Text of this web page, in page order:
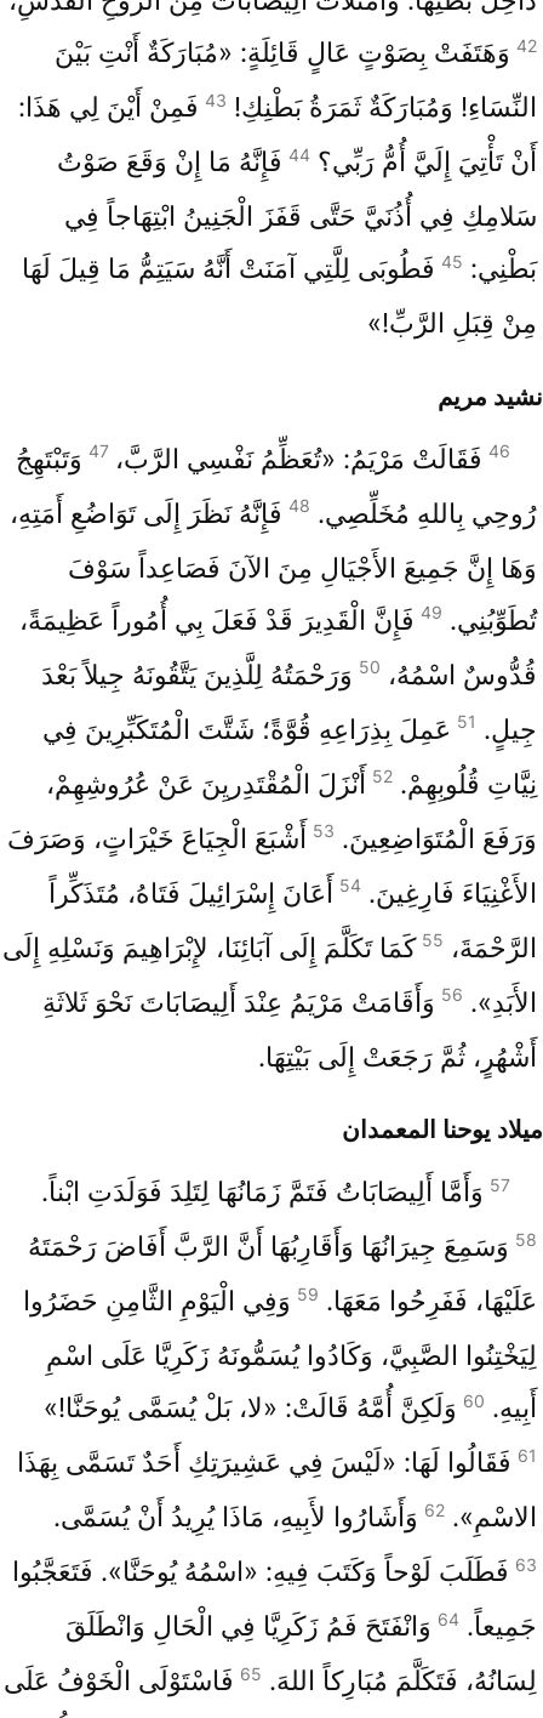
42 وَهَتَفَتْ بِصَوْتٍ عَالٍ قَائِلَةٍ: «مُبَارَكَةٌ أَنْتِ بَيْنَ
النِّسَاءِ! وَمُبَارَكَةٌ ثَمَرَةُ بَطْنِكِ! 43 فَمِنْ أَيْنَ لِي هَذَا:
أَنْ تَأْتِيَ إِلَيَّ أُمُّ رَبِّي؟ 44 فَإِنَّهُ مَا إِنْ وَقَعَ صَوْتُ
سَلامِكِ فِي أُذُنَيَّ حَتَّى قَفَزَ الْجَنِينُ ابْتِهَاجاً فِي
بَطْنِي: 45 فَطُوبَى لِلَّتِي آمَنَتْ أَنَّهُ سَيَتِمُّ مَا قِيلَ لَهَا
مِنْ قِبَلِ الرَّبِّ!»
نشيد مريم
46 فَقَالَتْ مَرْيَمُ: «تُعَظِّمُ نَفْسِي الرَّبَّ، 47 وَتَبْتَهِجُ
رُوحِي بِاللهِ مُخَلِّصِي. 48 فَإِنَّهُ نَظَرَ إِلَى تَوَاضُعِ أَمَتِهِ،
وَهَا إِنَّ جَمِيعَ الأَجْيَالِ مِنَ الآنَ فَصَاعِداً سَوْفَ
تُطَوِّبُنِي. 49 فَإِنَّ الْقَدِيرَ قَدْ فَعَلَ بِي أُمُوراً عَظِيمَةً،
قُدُّوسٌ اسْمُهُ، 50 وَرَحْمَتُهُ لِلَّذِينَ يَتَّقُونَهُ جِيلاً بَعْدَ
جِيلٍ. 51 عَمِلَ بِذِرَاعِهِ قُوَّةً؛ شَتَّتَ الْمُتَكَبِّرِينَ فِي
نِيَّاتِ قُلُوبِهِمْ. 52 أَنْزَلَ الْمُقْتَدِريِنَ عَنْ عُرُوشِهِمْ،
وَرَفَعَ الْمُتَوَاضِعِينَ. 53 أَشْبَعَ الْجِيَاعَ خَيْرَاتٍ، وَصَرَفَ
الأَغْنِيَاءَ فَارِغِينَ. 54 أَعَانَ إِسْرَائِيلَ فَتَاهُ، مُتَذَكِّراً
الرَّحْمَةَ، 55 كَمَا تَكَلَّمَ إِلَى آبَائِنَا، لإِبْرَاهِيمَ وَنَسْلِهِ إِلَى
الأَبَدِ». 56 وَأَقَامَتْ مَرْيَمُ عِنْدَ أَلِيصَابَاتَ نَحْوَ ثَلاثَةِ
أَشْهُرٍ، ثُمَّ رَجَعَتْ إِلَى بَيْتِهَا.
ميلاد يوحنا المعمدان
57 وَأَمَّا أَلِيصَابَاتُ فَتَمَّ زَمَانُهَا لِتَلِدَ فَوَلَدَتِ ابْناً.
58 وَسَمِعَ جِيرَانُهَا وَأَقَارِبُهَا أَنَّ الرَّبَّ أَفَاضَ رَحْمَتَهُ
عَلَيْهَا، فَفَرِحُوا مَعَهَا. 59 وَفِي الْيَوْمِ الثَّامِنِ حَضَرُوا
لِيَخْتِنُوا الصَّبِيَّ، وَكَادُوا يُسَمُّونَهُ زَكَرِيَّا عَلَى اسْمِ
أَبِيهِ. 60 وَلَكِنَّ أُمَّهُ قَالَتْ: «لا، بَلْ يُسَمَّى يُوحَنَّا!»
61 فَقَالُوا لَهَا: «لَيْسَ فِي عَشِيرَتِكِ أَحَدٌ تَسَمَّى بِهَذَا
الاسْمِ». 62 وَأَشَارُوا لأَبِيهِ، مَاذَا يُرِيدُ أَنْ يُسَمَّى.
63 فَطَلَبَ لَوْحاً وَكَتَبَ فِيهِ: «اسْمُهُ يُوحَنَّا». فَتَعَجَّبُوا
جَمِيعاً. 64 وَانْفَتَحَ فَمُ زَكَرِيَّا فِي الْحَالِ وَانْطَلَقَ
لِسَانُهُ، فَتَكَلَّمَ مُبَارِكاً اللهَ. 65 فَاسْتَوْلَى الْخَوْفُ عَلَى